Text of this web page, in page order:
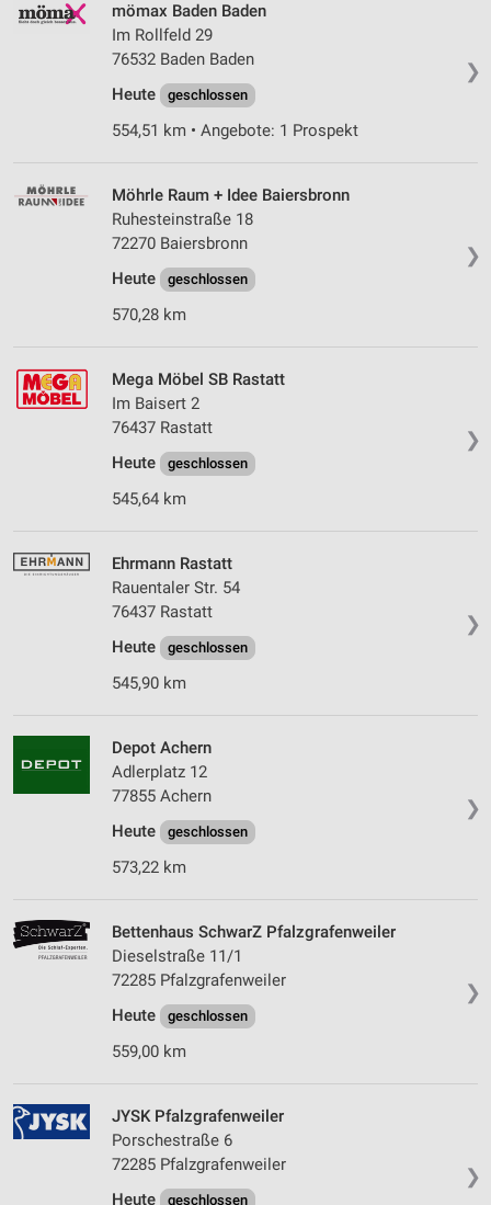
❯
mömax Baden Baden
Im Rollfeld 29
76532 Baden Baden
Heute
geschlossen
554,51 km • Angebote: 1 Prospekt
❯
Möhrle Raum + Idee Baiersbronn
Ruhesteinstraße 18
72270 Baiersbronn
Heute
geschlossen
570,28 km
❯
Mega Möbel SB Rastatt
Im Baisert 2
76437 Rastatt
Heute
geschlossen
545,64 km
❯
Ehrmann Rastatt
Rauentaler Str. 54
76437 Rastatt
Heute
geschlossen
545,90 km
❯
Depot Achern
Adlerplatz 12
77855 Achern
Heute
geschlossen
573,22 km
❯
Bettenhaus SchwarZ Pfalzgrafenweiler
Dieselstraße 11/1
72285 Pfalzgrafenweiler
Heute
geschlossen
559,00 km
❯
JYSK Pfalzgrafenweiler
Porschestraße 6
72285 Pfalzgrafenweiler
Heute
geschlossen